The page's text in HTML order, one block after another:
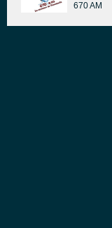
670 AM